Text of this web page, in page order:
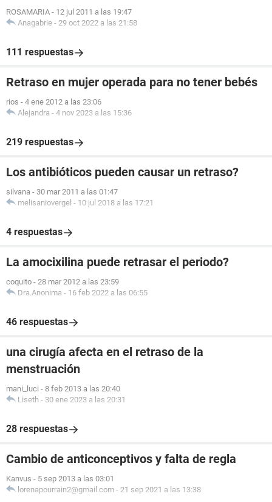
ROSAMARIA - 12 jul 2011 a las 19:47
Anagabrie - 29 oct 2022 a las 21:58
111 respuestas
Retraso en mujer operada para no tener bebés
rios - 4 ene 2012 a las 23:06
Alejandra - 4 nov 2023 a las 15:36
219 respuestas
Los antibióticos pueden causar un retraso?
silvana - 30 mar 2011 a las 01:47
melisaniovergel - 10 jul 2018 a las 17:21
4 respuestas
La amocixilina puede retrasar el periodo?
coquito - 28 mar 2012 a las 23:59
Dra.Anonima - 16 feb 2022 a las 06:55
46 respuestas
una cirugía afecta en el retraso de la
menstruación
mani_luci - 8 feb 2013 a las 20:40
Liseth - 30 ene 2023 a las 20:31
28 respuestas
Cambio de anticonceptivos y falta de regla
Kanvus - 5 sep 2013 a las 03:01
lorenapourrain2@gmail.com - 21 sep 2021 a las 13:38